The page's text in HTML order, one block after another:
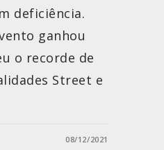
deficiência.
ganhou
o recorde de
Street e
08/12/2021